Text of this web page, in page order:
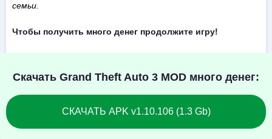
семьи.
Чтобы получить много денег продолжите игру!
Скачать Grand Theft Auto 3 MOD много денег:
СКАЧАТЬ APK v1.10.106 (1.3 Gb)